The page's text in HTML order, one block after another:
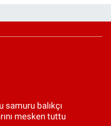
samuru balıkçı
mesken tuttu